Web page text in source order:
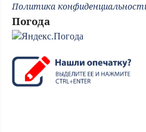
Политика
Погода